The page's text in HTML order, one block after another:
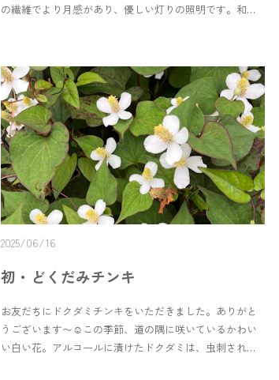
の繊維でより月感があり、優しい灯りの照明です。和紙
を。和紙の照明は直すことができます☺️紙なので弱いと
思われがちな和紙ですが繊維がしっかりしているので実
は破れにくい。衝撃にも水にも強かったりします。青宿
ではあと2つ和紙の照明があります。玄関には「MORI」1
階のギャラリーには「Mokumoku」こちらも素敵な照明な
のでぜひ楽しんでみてください。At Aoyado, we use
lighting made by Taniguchi Aoya Washi.The light in
Japanese-style Room 202 is called “Moon,” crafted from
three-dimensional washi paper.Its fibers create a moon-like
texture, giving off a soft and gentle glow.Because it’s made
of washi paper, and because this 50-year-old building has
heads and dent the shade.But don’t worry — washi lighting
because it’s paper, but the fibers are strong, making it
surprisingly resistant to tearing.It’s also more durable
against impact and even water than you might
2025/06/16
初・どくだみチンキ
お友だちにドクダミチンキをいただきました。ありがと
うございます〜☺️この季節、道の隅に咲いているかわい
い白い花。アルコールに漬けたドクダミは、虫刺されや